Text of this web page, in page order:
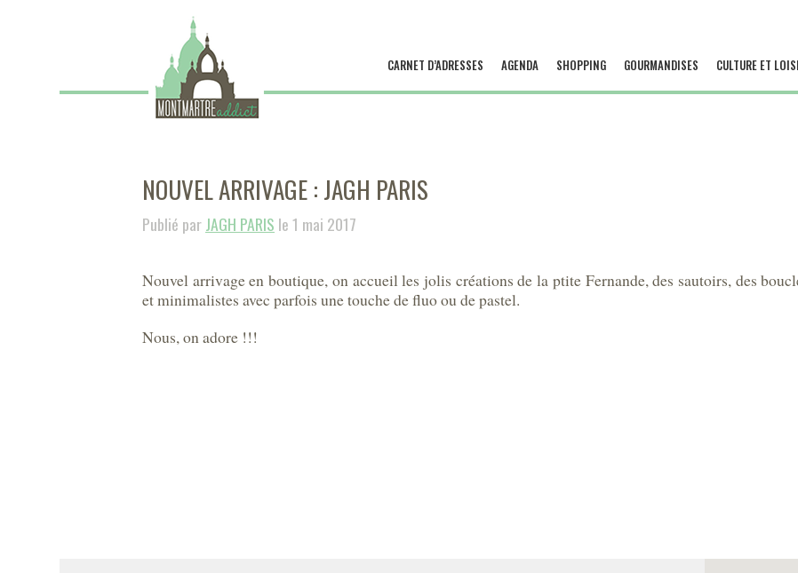
CARNET D’ADRESSES AGENDA SHOPPING GOURMANDISES CULTURE ET
NOUVEL ARRIVAGE : JAGH PARIS
Publié parJAGH PARIS le 1 mai 2017
Nouvel arrivage en boutique, on accueil les jolis créations de la ptite Fernande, des sautoirs, des
et minimalistes avec parfois une touche de fluo ou de pastel.
Nous, on adore !!!